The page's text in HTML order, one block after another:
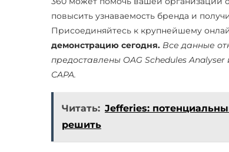
повысить узнаваемость бренда и
Присоединяйтесь к крупнейшему
демонстрацию сегодня. Все данные
предоставлены OAG Schedules
CAPA.
Читать: Jefferies:
решить